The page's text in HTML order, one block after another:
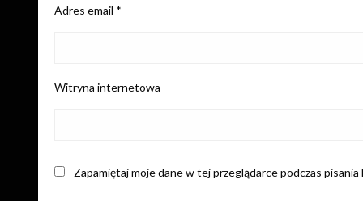
Adres email *
Witryna internetowa
Zapamiętaj moje dane w tej przeglądarce podczas